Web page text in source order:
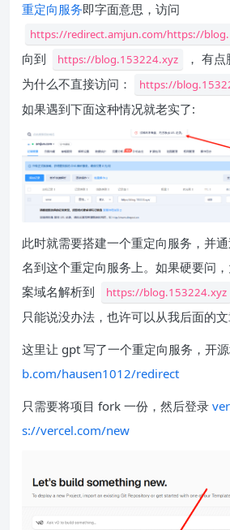
重定向服务即字面意思，访问
https://redirect.amjun.com/https://
向到
https://blog.153224.xyz
， 有
为什么不直接访问：
https://
如果遇到下面这种情况就老实了:
此时就需要搭建一个重定向服务，并
名到这个重定向服务上。如果硬要问
案域名解析到
https://blog.153224.xyz
只能说没办法，也许可以从我后面的文
这里让 gpt 写了一个重定向服务，开源
b.com/hausen1012/redirect
只需要将项目 fork 一份，然后登录
s://vercel.com/new